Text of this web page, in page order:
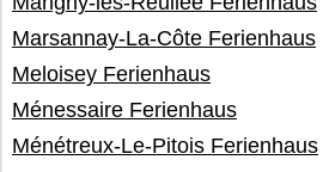
Marsannay-La-Côte Ferienhaus
Meloisey Ferienhaus
Ménessaire Ferienhaus
Ménétreux-Le-Pitois Ferienhaus